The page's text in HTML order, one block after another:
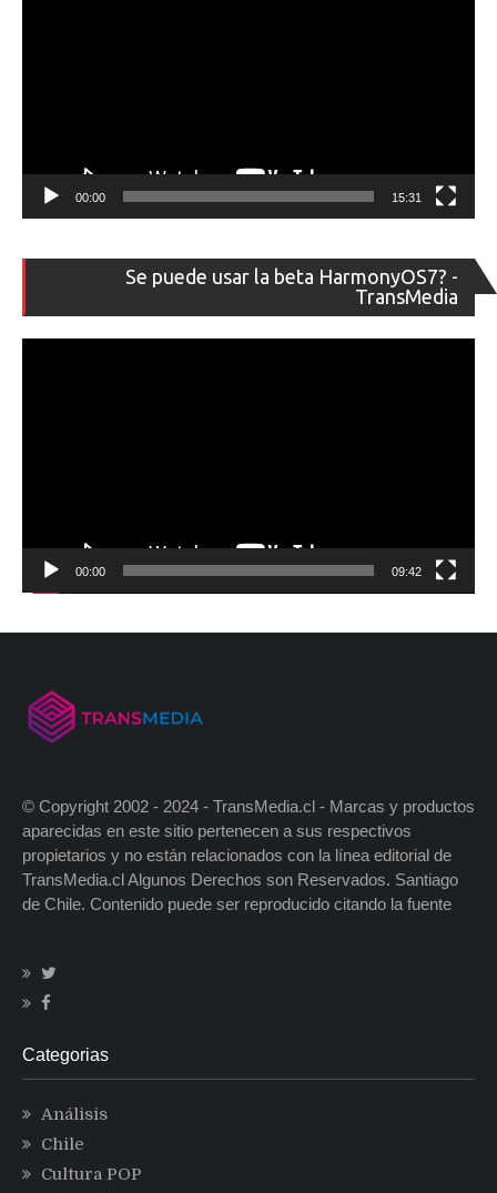
00:00 15:31
Se puede usar la beta HarmonyOS7? -
TransMedia
de
00:00 09:42
© Copyright 2002 - 2024 - TransMedia.cl - Marcas y productos
aparecidas en este sitio pertenecen a sus respectivos
propietarios y no están relacionados con la línea editorial de
TransMedia.cl Algunos Derechos son Reservados. Santiago
de Chile. Contenido puede ser reproducido citando la fuente
Categorias
Análisis
Chile
Cultura POP